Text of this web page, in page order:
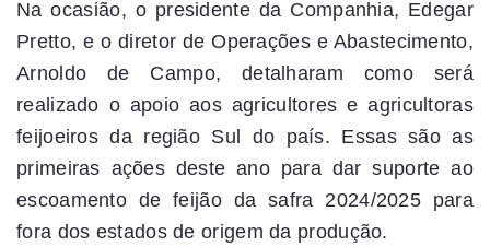
Na ocasião, o presidente da Companhia, Edegar
Pretto, e o diretor de Operações e Abastecimento,
Arnoldo de Campo, detalharam como será
realizado o apoio aos agricultores e agricultoras
feijoeiros da região Sul do país. Essas são as
primeiras ações deste ano para dar suporte ao
escoamento de feijão da safra 2024/2025 para
fora dos estados de origem da produção.